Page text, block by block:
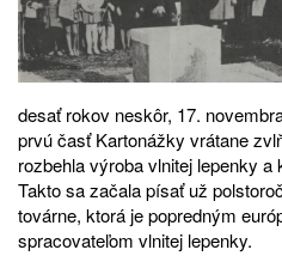
desať rokov neskôr, 17.
prvú časť Kartonážky vrátane
rozbehla výroba vlnitej lepenky a
Takto sa začala písať už
továrne, ktorá je popredným
spracovateľom vlnitej lepenky.